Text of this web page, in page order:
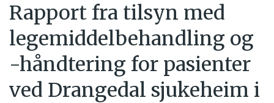
Rapport fra tilsyn med
legemiddelbehandling og
-håndtering for pasienter
ved Drangedal sjukeheim i